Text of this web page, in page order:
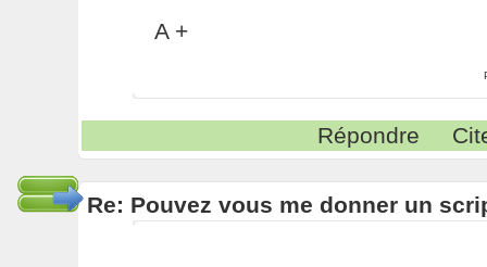
A +
Répondre
Re: Pouvez vous me donner un